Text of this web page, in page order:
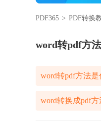
PDF365 > PDF转换
word转pdf方
word转pdf方法是